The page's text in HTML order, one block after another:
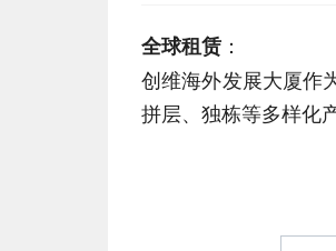
全球租赁 ：
创维海外发展大厦作
拼层、独栋等多样化